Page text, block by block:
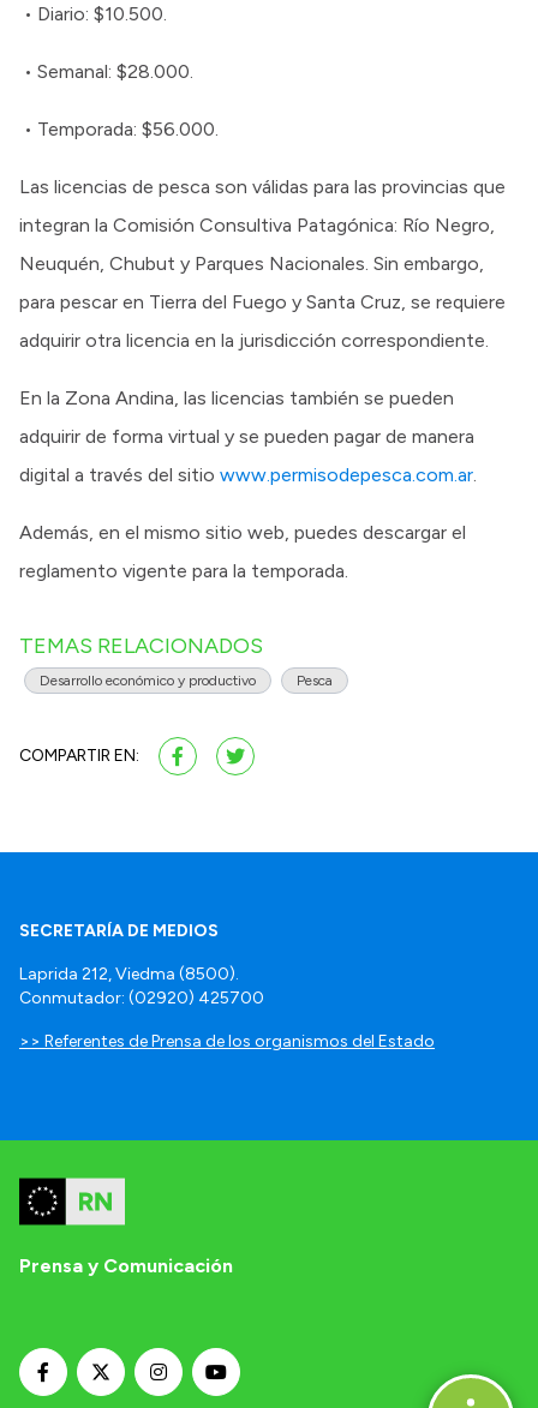
• Diario: $10.500.
• Semanal: $28.000.
• Temporada: $56.000.
Las licencias de pesca son válidas para las provincias que
integran la Comisión Consultiva Patagónica: Río Negro,
Neuquén, Chubut y Parques Nacionales. Sin embargo,
para pescar en Tierra del Fuego y Santa Cruz, se requiere
adquirir otra licencia en la jurisdicción correspondiente.
En la Zona Andina, las licencias también se pueden
adquirir de forma virtual y se pueden pagar de manera
digital a través del sitio www.permisodepesca.com.ar
Además, en el mismo sitio web, puedes descargar el
reglamento vigente para la temporada.
TEMAS RELACIONADOS
Desarrollo económico y productivo Pesca
COMPARTIR EN:
SECRETARÍA DE MEDIOS
Laprida 212, Viedma (8500).
Conmutador: (02920) 425700
>> Referentes de Prensa de los organismos del Estado
Prensa y Comunicación